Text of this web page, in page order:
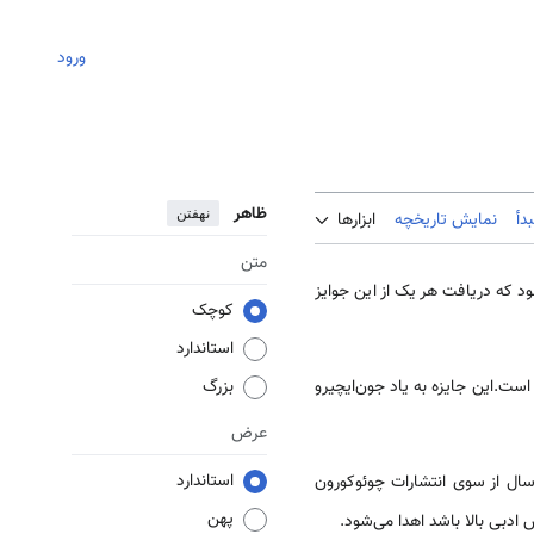
ورود
نمایش تاریخچه ابزارها ظاهر نهفتن
متن
کوچک
استاندارد
بزرگ
عرض
استاندارد
پهن
که دریافت هر یک از این جوایز
است.این جایزه به یاد جون‌ایچیرو
بزرگ ژاپنی بنیان گذاشته شده است و از سال 1965 م تا کنون هر سال از سوی انتشارات چوئوکورون